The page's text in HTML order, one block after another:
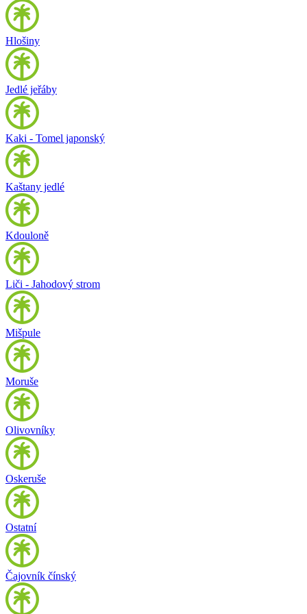
Hlošiny
Jedlé jeřáby
Kaki - Tomel japonský
Kaštany jedlé
Kdouloně
Liči - Jahodový strom
Mišpule
Moruše
Olivovníky
Oskeruše
Ostatní
Čajovník čínský